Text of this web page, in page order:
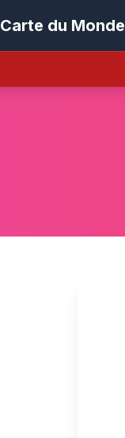
Carte du Monde